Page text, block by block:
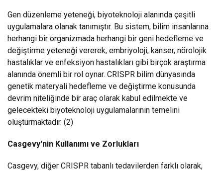
Gen düzenleme yeteneği, biyoteknoloji alanında çeşitli
uygulamalara olanak tanımıştır. Bu sistem, bilim insanlarına
herhangi bir organizmada herhangi bir geni hedefleme ve
değiştirme yeteneği vererek, embriyoloji, kanser, nörolojik
hastalıklar ve enfeksiyon hastalıkları gibi birçok araştırma
alanında önemli bir rol oynar. CRISPR bilim dünyasında
genetik materyali hedefleme ve değiştirme konusunda
devrim niteliğinde bir araç olarak kabul edilmekte ve
gelecekteki biyoteknoloji uygulamalarının temelini
oluşturmaktadır. (2)
Casgevy'nin Kullanımı ve Zorlukları
Casgevy, diğer CRISPR tabanlı tedavilerden farklı olarak,